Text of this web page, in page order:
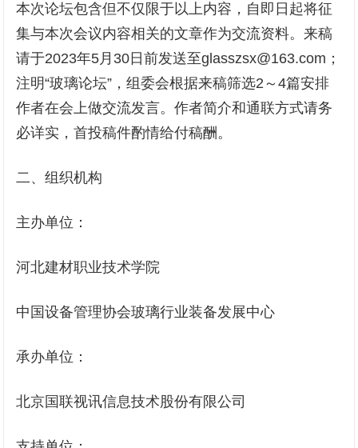
本次论坛包含但不仅限于以上内容，自即日起将征
集与本次会议内容相关的文章作为交流资料。来稿
请于2023年5月30日前发送至glasszsx@163.com；
注明“玻璃论坛”，组委会根据来稿筛选2～4篇安排
作者在会上做交流发言。作者简介和通联方式请务
必详实，首投稿件酌情给付稿酬。
二、组织机构
主办单位：
河北建材职业技术学院
中国设备管理协会玻璃行业装备发展中心
承办单位：
北京国联视讯信息技术股份有限公司